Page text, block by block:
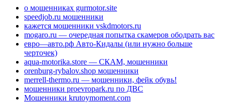
о мошенниках gurmotor.site
speedjob.ru мошенники
кажется мошенники vskdmotors.ru
mogaro.ru — очередная попытка скамеров ободрать вас
евро—авто.рф Авто-Кидалы (или нужно больше
черточек)
aqua-motorika.store — СКАМ, мошенники
orenburg-rybalov.shop мошенники
merrell-thermo.ru — мошенники, фейк обувь!
мошенники proevropark.ru по ДВС
Мошенники krutoymoment.com